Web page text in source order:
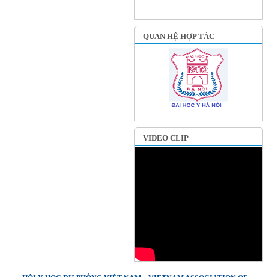
QUAN HỆ HỢP TÁC
VIDEO CLIP